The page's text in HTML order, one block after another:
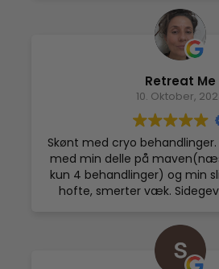
oplevelse og at det nok ikke
har besøgt La
Og går man rundt og
vil jeg kun anbefale at man
selv oplever det på egen krop,
forstand! :)
Det er altid en fornøjelse at
Concordia på Østerbro, hvor
taget godt imod af sødt
altid derfra med fornyet
Retreat Me
10. Oktober,
Skønt med cryo
med min delle på
kun 4 behandlinger) og min
hofte, smerter væk.
behandlinger her. Top